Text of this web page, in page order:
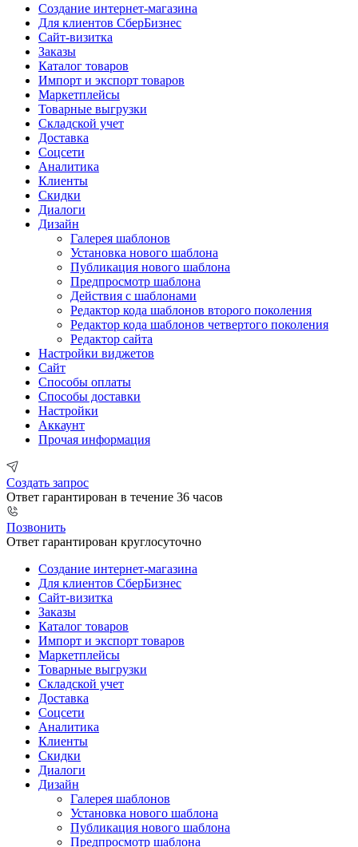
Создание интернет-магазина
Для клиентов СберБизнес
Сайт-визитка
Заказы
Каталог товаров
Импорт и экспорт товаров
Маркетплейсы
Товарные выгрузки
Складской учет
Доставка
Соцсети
Аналитика
Клиенты
Скидки
Диалоги
Дизайн
Галерея шаблонов
Установка нового шаблона
Публикация нового шаблона
Предпросмотр шаблона
Действия с шаблонами
Редактор кода шаблонов второго поколения
Редактор кода шаблонов четвертого поколения
Редактор сайта
Настройки виджетов
Сайт
Способы оплаты
Способы доставки
Настройки
Аккаунт
Прочая информация
Создать запрос
Ответ гарантирован в течение 36 часов
Позвонить
Ответ гарантирован круглосуточно
Создание интернет-магазина
Для клиентов СберБизнес
Сайт-визитка
Заказы
Каталог товаров
Импорт и экспорт товаров
Маркетплейсы
Товарные выгрузки
Складской учет
Доставка
Соцсети
Аналитика
Клиенты
Скидки
Диалоги
Дизайн
Галерея шаблонов
Установка нового шаблона
Публикация нового шаблона
Предпросмотр шаблона